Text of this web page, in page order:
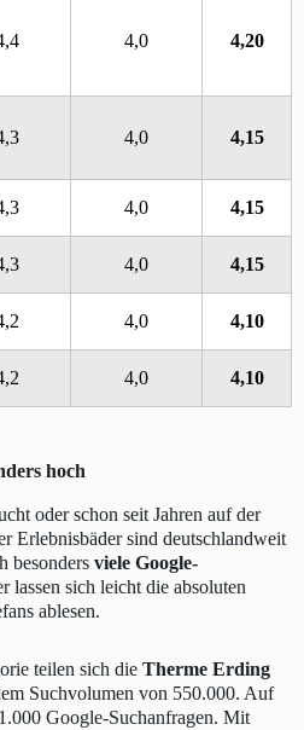
4,0 4,20
4,0 4,15
4,0 4,15
4,0 4,15
4,0 4,10
4,0 4,10
hoch
oder schon seit Jahren auf der
Erlebnisbäder sind deutschlandweit
besonders viele Google-
lassen sich leicht die absoluten
ablesen.
teilen sich die Therme Erding
Suchvolumen von 550.000. Auf
Google-Suchanfragen. Mit